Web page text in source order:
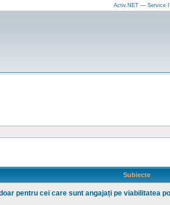
Activ.NET — Service
Subiecte
pentru cei care sunt angajați pe viabilitatea